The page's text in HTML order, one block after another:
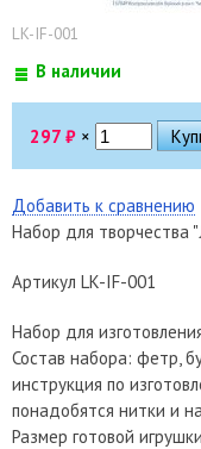
LK-IF-001
В наличии
297 ₽ ×
Добавить к сравнению
Набор для творчества
Артикул LK-IF-001
Набор для
Состав набора: фетр,
инструкция по
понадобятся нитки и
Размер готовой